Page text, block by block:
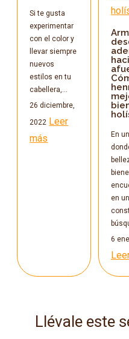
Si te gusta
experimentar
con el color y
llevar siempre
nuevos
estilos en tu
cabellera,…
26 diciembre,
2022 Leer
más
En
en
6
Llévale este